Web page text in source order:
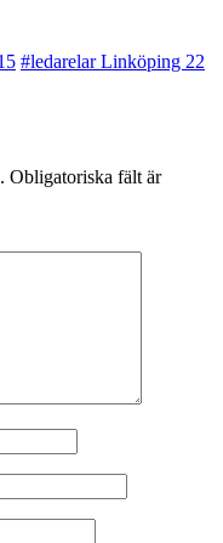
#ledarelar Linköping 22
Obligatoriska fält är